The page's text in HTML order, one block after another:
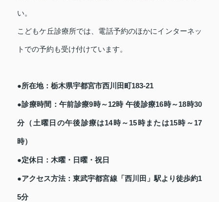
い。
こどもケ丘診療所では、電話予約のほかにインターネッ
トでの予約も受け付けています。
●所在地：栃木県宇都宮市西川田町183-21
●診療時間：午前診療9時～12時 午後診療16時～18時30
分（土曜日の午後診療は14時～15時または15時～17
時）
●定休日：木曜・日曜・祝日
●アクセス方法：東武宇都宮線「西川田」駅より徒歩約1
5分